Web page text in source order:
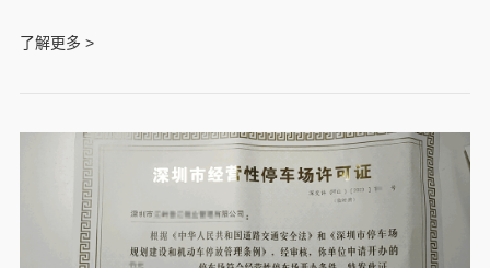
法、条形码识别法、磁性编码法、机器视觉识别法和射频识别法
了解更多 >